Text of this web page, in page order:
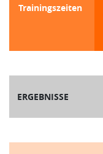
Trainingszeiten
ERGEBNISSE